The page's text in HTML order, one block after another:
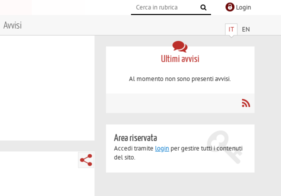
Login
IT EN
Avvisi
Ultimi avvisi
Al momento non sono presenti avvisi.
Area riservata
Accedi tramite login per gestire tutti i contenuti
del sito.